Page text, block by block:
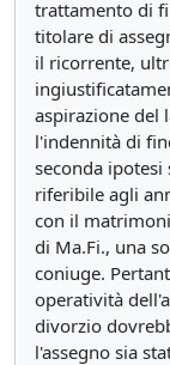
trattamento di
titolare di
il ricorrente,
aspirazione del
l'indennità di
seconda
riferibile agli
con il
di Ma.Fi., una
coniuge.
operatività
divorzio
l'assegno sia